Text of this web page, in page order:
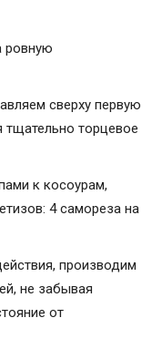
ровную
сверху первую
тщательно торцевое
к косоурам,
4 самореза на
производим
не забывая
от